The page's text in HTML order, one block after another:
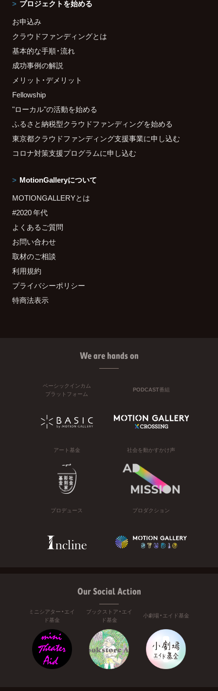
プロジェクトを始める
お申込み
クラウドファンディングとは
基本的な手順・流れ
成功事例の解説
メリット・デメリット
Fellowship
"ローカル"の活動を始める
ふるさと納税型クラウドファンディングを始める
東京都クラウドファンディング支援事業に申し込む
コロナ対策支援プログラムに申し込む
MotionGalleryについて
MOTIONGALLERYとは
#2020 年代
よくあるご質問
お問い合わせ
取材のご相談
利用規約
プライバシーポリシー
特商法表示
We are hands on
ベーシックインカム
プラットフォーム
PODCAST番組
アート基金 社会を動かすかけ声
プロデュース プロダクション
Our Social Action
ミニシアター・エイ
ド基金
ブックストア・エイ
ド基金
小劇場・エイド基金